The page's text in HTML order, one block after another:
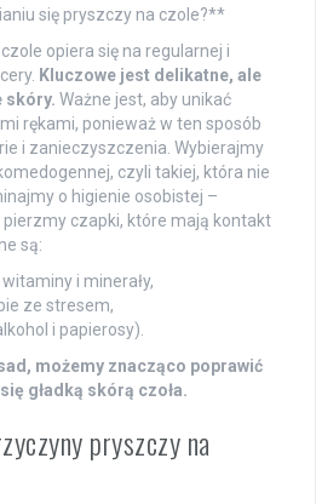
się pryszczy na czole?**
opiera się na regularnej i
Kluczowe jest delikatne, ale
skóry. Ważne jest, aby unikać
rękami, ponieważ w ten sposób
i zanieczyszczenia. Wybierajmy
czyli takiej, która nie
o higienie osobistej –
pierzmy czapki, które mają kontakt
są:
i minerały,
ze stresem,
i papierosy).
możemy znacząco poprawić
gładką skórą czoła.
pryszczy na